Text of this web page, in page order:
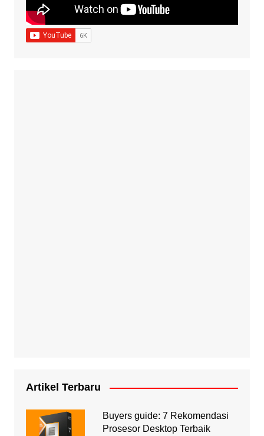
Artikel Terbaru
Buyers guide: 7 Rekomendasi
Prosesor Desktop Terbaik